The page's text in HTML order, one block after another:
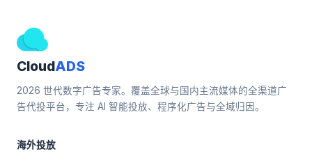
CloudADS
2026 世代数字广告专家。覆盖全球与国内主流媒体的全渠道广
告代投平台，专注 AI 智能投放、程序化广告与全域归因。
海外投放